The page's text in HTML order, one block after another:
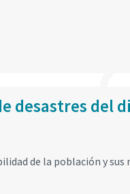
desastres del
de la población y sus